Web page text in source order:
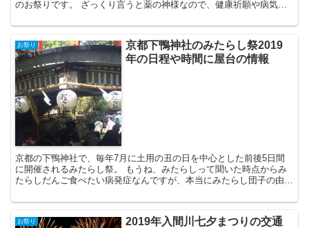
のお祭りです。 ざっくり言うと薬の神様なので、健康祈願や病気の
お祭り
京都下鴨神社のみたらし祭2019
年の日程や時間に屋台の情報
京都の下鴨神社で、毎年7月に土用の丑の日を中心とした前後5日間
に開催されるみたらし祭。 もうね、みたらしって聞いた時点からみ
たらしだんご食べたい病発症なんですが、本当にみたらし団子の由来
お祭り
2019年入間川七夕まつりの交通